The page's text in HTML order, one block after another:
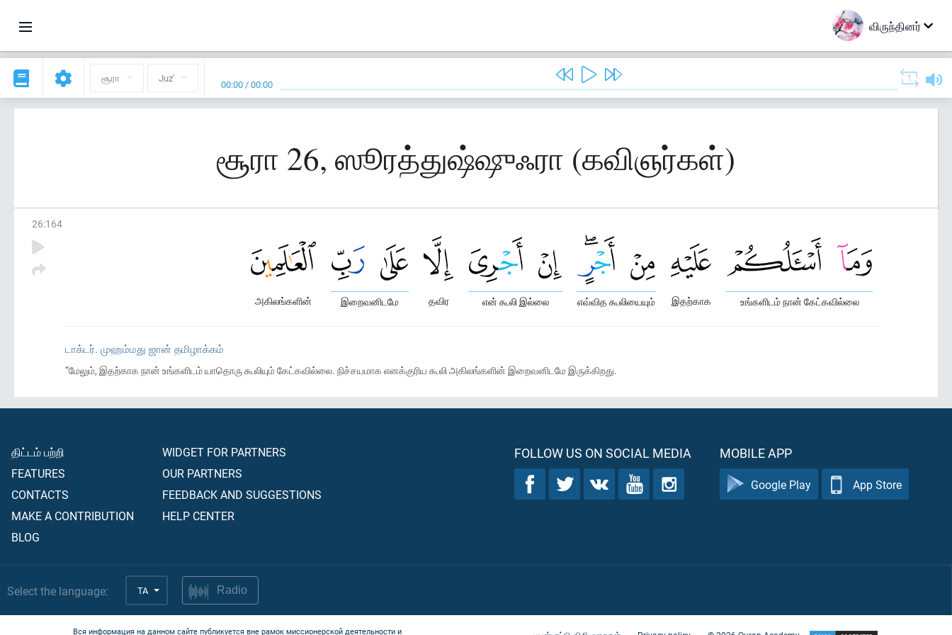
விருந்தினர்
சூரா Juz' 00:00 /00:00
சூரா 26, ஸூரத்துஷ்ஷுஃரா (கவிஞர்கள்)
26:164
உங்களிடம் நான் கேட்கவில்லை
இதற்காக
எவ்வித கூலியையும்
என் கூலி இல்லை
தவிர
இறைவனிடமே
அகிலங்களின்
டாக்டர். முஹம்மது ஜான் தமிழாக்கம்
“மேலும், இதற்காக நான் உங்களிடம் யாதொரு கூலியும் கேட்கவில்லை. நிச்சயமாக எனக்குரிய கூலி அகிலங்களின் இறைவனிடமே இருக்கிறது.
திட்டம் பற்றி
FEATURES
CONTACTS
MAKE A CONTRIBUTION
BLOG
WIDGET FOR PARTNERS
OUR PARTNERS
FEEDBACK AND SUGGESTIONS
HELP CENTER
FOLLOW US ON SOCIAL MEDIA MOBILE APP
Google Play App Store
Select the language: TA Radio
Вся информация на данном сайте публикуется вне рамок миссионерской деятельности и